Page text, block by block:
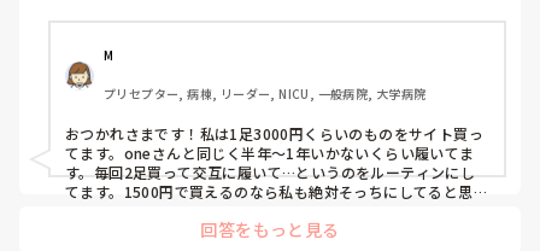
半年〜1年未満で交換しています。
職場の人が「ナースシューズに3000円以上は出せない」っ
て言ってて、わたしの倍額は出せるのか！とびっくりしたの
で、世の皆さんはどうなのかなと…🤔
M
プリセプター, 病棟, リーダー, NICU, 一般病院, 大学病院
おつかれさまです！私は1足3000円くらいのものをサイト買っ
てます。oneさんと同じく半年〜1年いかないくらい履いてま
す。毎回2足買って交互に履いて…というのをルーティンにし
てます。1500円で買えるのなら私も絶対そっちにしてると思う
回答をもっと見る